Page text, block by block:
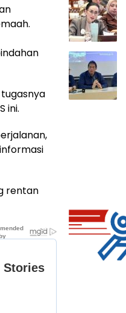
ini.
rentan